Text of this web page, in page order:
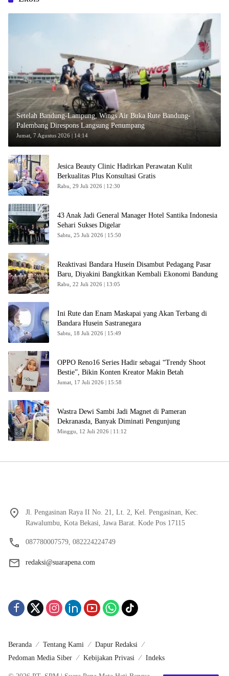
Setelah Bandung-Lampung, Wings Air Buka Rute Bandung-
Palembang Direspons Langsung Penumpang
Jumat, 7 Agustus 2026 | 14:14
Jesica Beauty Clinic Hadirkan Perawatan Kulit
Berkualitas Plus Konsultasi Gratis
Rabu, 29 Juli 2026 | 12:30
43 Anak Jadi General Manager Hotel Santika Indonesia
Sehari Sukses Digelar
Sabtu, 25 Juli 2026 | 15:50
Reaktivasi Bandara Husein Disambut Pedagang Pasar
Baru, Diyakini Bangkitkan Kembali Ekonomi Bandung
Rabu, 22 Juli 2026 | 13:05
Ini Rute dan Enam Maskapai yang Akan Terbang di
Bandara Husein Sastranegara
Sabtu, 18 Juli 2026 | 15:49
OPPO Reno16 Series Hadir sebagai “Trendy Shoot
Bestie”, Bikin Konten Kreator Makin Betah
Jumat, 17 Juli 2026 | 15:58
Wastra Dewi Sambi Jadi Magnet di Pameran
Dekranasda, Banyak Diminati Pengunjung
Minggu, 12 Juli 2026 | 11:12
Jl. Pengasinan Raya II No. 21, Lt. 2, Kel. Pengasinan, Kec.
Rawalumbu, Kota Bekasi, Jawa Barat. Kode Pos 17115
087780007579, 082224224749
redaksi@suarapena.com
Beranda Tentang Kami
Dapur Redaksi
Pedoman Media Siber
Kebijakan Privasi Indeks